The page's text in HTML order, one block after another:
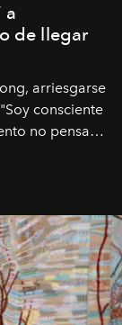
a
de llegar
arriesgarse
consciente
no pensar